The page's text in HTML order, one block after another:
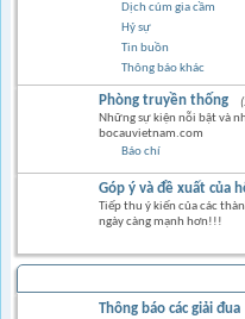
Dịch cúm gia cầm
Hỷ sự
Tin buồn
Thông báo khác
Phòng truyền thống
Những sự kiện nỗi bật và
bocauvietnam.com
Báo chí
Góp ý và đề xuất của
Tiếp thu ý kiến của các
ngày càng mạnh hơn!!!
Thông báo các giải đua